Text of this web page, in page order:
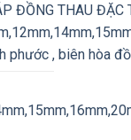
ĐỒNG THAU ĐẶC
phước , biên hòa